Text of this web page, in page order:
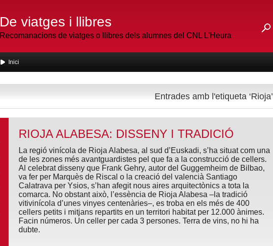
De viatges i llibres
Recomanacions de viatges o llibres dels alumnes del CNL L'Heura
Inici
Entrades amb l'etiqueta ‘Rioja’
RIOJA ALABESA: DISSENY I TRADICIÓ
La regió vinícola de Rioja Alabesa, al sud d’Euskadi, s’ha situat com una
de les zones més avantguardistes pel que fa a la construcció de cellers.
Al celebrat disseny que Frank Gehry, autor del Guggemheim de Bilbao,
va fer per Marquès de Riscal o la creació del valencià Santiago
Calatrava per Ysios, s’han afegit nous aires arquitectònics a tota la
comarca. No obstant això, l’essència de Rioja Alabesa –la tradició
vitivinícola d’unes vinyes centenàries–, es troba en els més de 400
cellers petits i mitjans repartits en un territori habitat per 12.000 ànimes.
Facin números. Un celler per cada 3 persones. Terra de vins, no hi ha
dubte.